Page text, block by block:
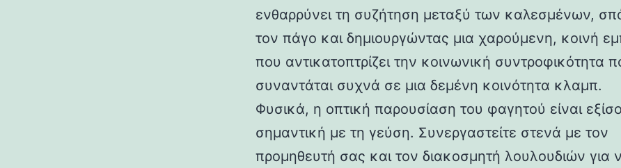
ενθαρρύνει τη συζήτηση μεταξύ των καλεσμένων,
τον πάγο και δημιουργώντας μια χαρούμενη, κοινή
που αντικατοπτρίζει την κοινωνική συντροφικότητα
συναντάται συχνά σε μια δεμένη κοινότητα κλαμπ.
Φυσικά, η οπτική παρουσίαση του φαγητού είναι
σημαντική με τη γεύση. Συνεργαστείτε στενά με τον
προμηθευτή σας και τον διακοσμητή λουλουδιών για